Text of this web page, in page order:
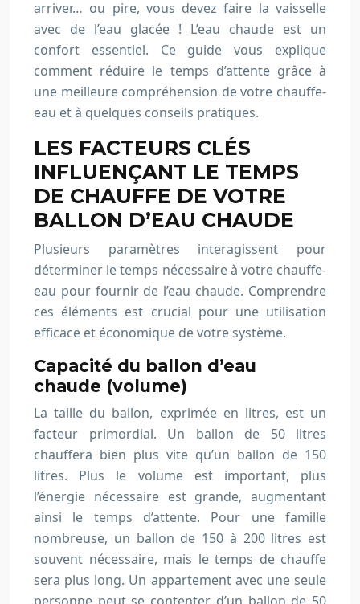
arriver… ou pire, vous devez faire la vaisselle
avec de l’eau glacée ! L’eau chaude est un
confort essentiel. Ce guide vous explique
comment réduire le temps d’attente grâce à
une meilleure compréhension de votre chauffe-
eau et à quelques conseils pratiques.
LES FACTEURS CLÉS
INFLUENÇANT LE TEMPS
DE CHAUFFE DE VOTRE
BALLON D’EAU CHAUDE
Plusieurs paramètres interagissent pour
déterminer le temps nécessaire à votre chauffe-
eau pour fournir de l’eau chaude. Comprendre
ces éléments est crucial pour une utilisation
efficace et économique de votre système.
Capacité du ballon d’eau
chaude (volume)
La taille du ballon, exprimée en litres, est un
facteur primordial. Un ballon de 50 litres
chauffera bien plus vite qu’un ballon de 150
litres. Plus le volume est important, plus
l’énergie nécessaire est grande, augmentant
ainsi le temps d’attente. Pour une famille
nombreuse, un ballon de 150 à 200 litres est
souvent nécessaire, mais le temps de chauffe
sera plus long. Un appartement avec une seule